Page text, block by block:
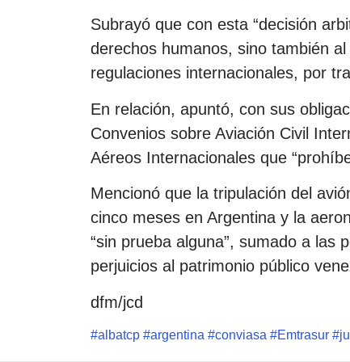
Subrayó que con esta “decisión
derechos humanos, sino también
regulaciones internacionales, por
En relación, apuntó, con sus
Convenios sobre Aviación Civil
Aéreos Internacionales que
Mencionó que la tripulación del
cinco meses en Argentina y la
“sin prueba alguna”, sumado a las
perjuicios al patrimonio público
dfm/jcd
#albatcp #argentina #conviasa #Emtrasur #